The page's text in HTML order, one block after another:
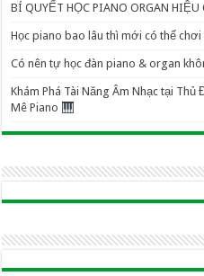
BÍ QUYẾT HỌC PIANO ORGAN
Học piano bao lâu thì mới có thể chơi
Có nên tự học đàn piano & organ
Khám Phá Tài Năng Âm Nhạc tại
Mê Piano